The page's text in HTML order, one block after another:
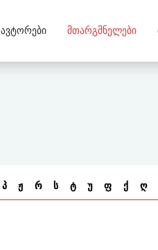
Ავტორები Მთარგმნელები
პ ჟ რ ს ტ უ ფ ქ ღ